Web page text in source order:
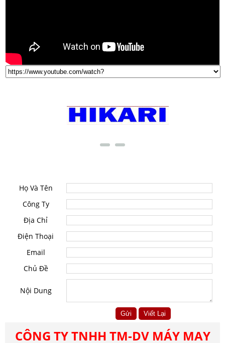
Họ Và Tên
Công Ty
Địa Chỉ
Điện Thoại
Email
Chủ Đề
Nội Dung
CÔNG TY TNHH TM-DV MÁY MAY